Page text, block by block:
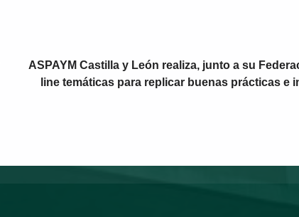
ASPAYM Castilla y León realiza, junto a su
line temáticas para replicar buenas prácticas e